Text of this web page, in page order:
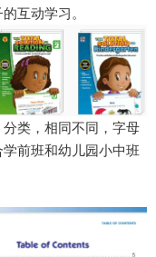
互动学习。
类，相同不同，字母
前班和幼儿园小中班